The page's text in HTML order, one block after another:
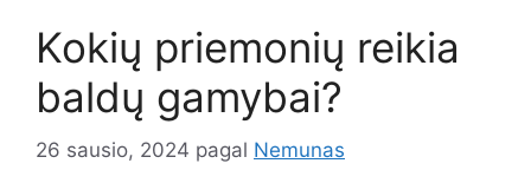
Kokių priemonių reikia
baldų gamybai?
26 sausio, 2024 pagal Nemunas